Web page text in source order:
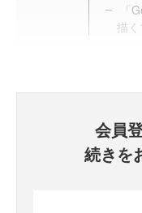
「
描
会員
続きを